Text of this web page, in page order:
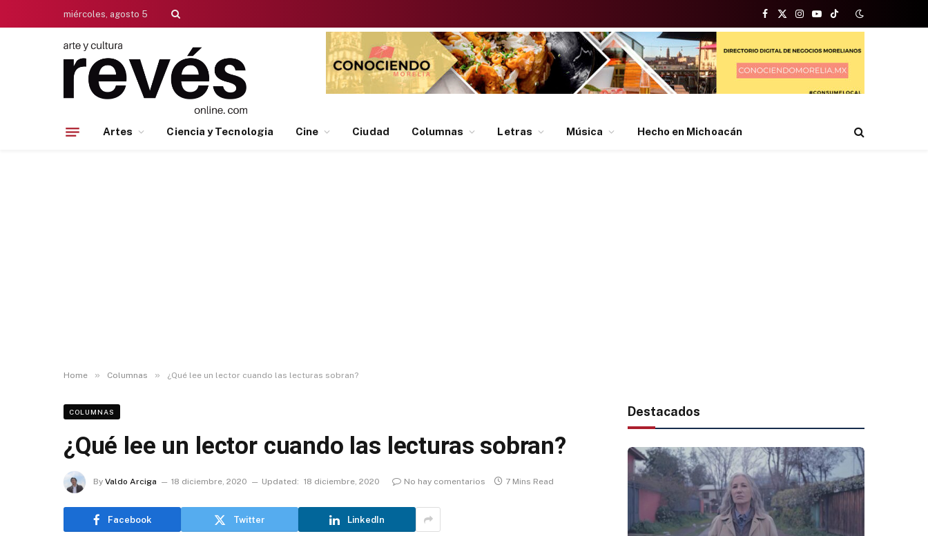
miércoles, agosto 5
Facebook
X
(Twitter)
Instagram
YouTubeTikTok
Artes Ciencia y Tecnologia Cine Ciudad Columnas Letras Música Hecho en Michoacán
Home » Columnas » ¿Qué lee un lector cuando las lecturas sobran?
COLUMNAS
¿Qué lee un lector cuando las lecturas sobran?
By Valdo Arciga 18 diciembre, 2020 Updated: 18 diciembre, 2020 No hay comentarios 7 Mins Read
Facebook Twitter LinkedIn
Destacados